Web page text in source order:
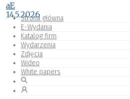
Strona główna
E-Wydania
Katalog firm
Wydarzenia
Zdjęcia
Wideo
White papers
aE
14.5.2026